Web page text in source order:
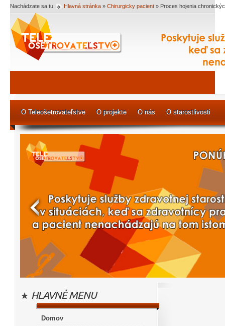
Nachádzate sa tu: Hlavná stránka » Chirurgicky pacient » Proces hojenia
O Teleošetrovateľstve O projekte O nás O starostlivosti
HLAVNÉ MENU
Domov